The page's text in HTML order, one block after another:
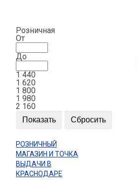
Розничная
От
До
1 440
1 620
1 800
1 980
2 160
РОЗНИЧНЫЙ
МАГАЗИН И ТОЧКА
ВЫДАЧИ В
КРАСНОДАРЕ